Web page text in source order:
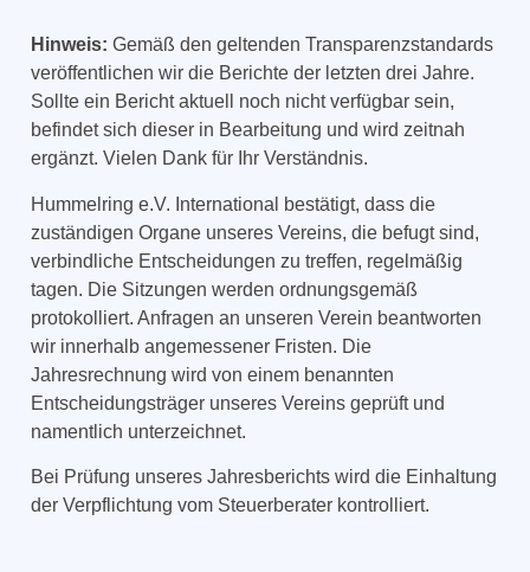
Hinweis: Gemäß den geltenden Transparenzstandards
veröffentlichen wir die Berichte der letzten drei Jahre.
Sollte ein Bericht aktuell noch nicht verfügbar sein,
befindet sich dieser in Bearbeitung und wird zeitnah
ergänzt. Vielen Dank für Ihr Verständnis.
Hummelring e.V. International
bestätigt, dass die
zuständigen Organe unseres Vereins, die befugt sind,
verbindliche Entscheidungen zu treffen, regelmäßig
tagen. Die Sitzungen werden ordnungsgemäß
protokolliert. Anfragen an unseren Verein beantworten
wir innerhalb angemessener Fristen. Die
Jahresrechnung wird von einem benannten
Entscheidungsträger unseres Vereins geprüft und
namentlich unterzeichnet.
Bei Prüfung unseres Jahresberichts wird die Einhaltung
der Verpflichtung vom Steuerberater kontrolliert.